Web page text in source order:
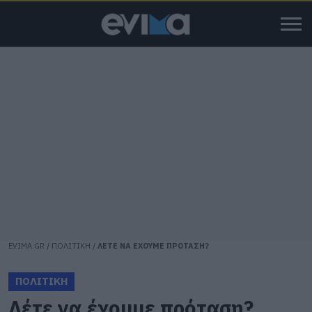
EVIMA.GR / ΠΟΛΙΤΙΚΗ / ΛΕΤΕ ΝΑ ΕΧΟΥΜΕ ΠΡΟΤΑΣΗ?
ΠΟΛΙΤΙΚΗ